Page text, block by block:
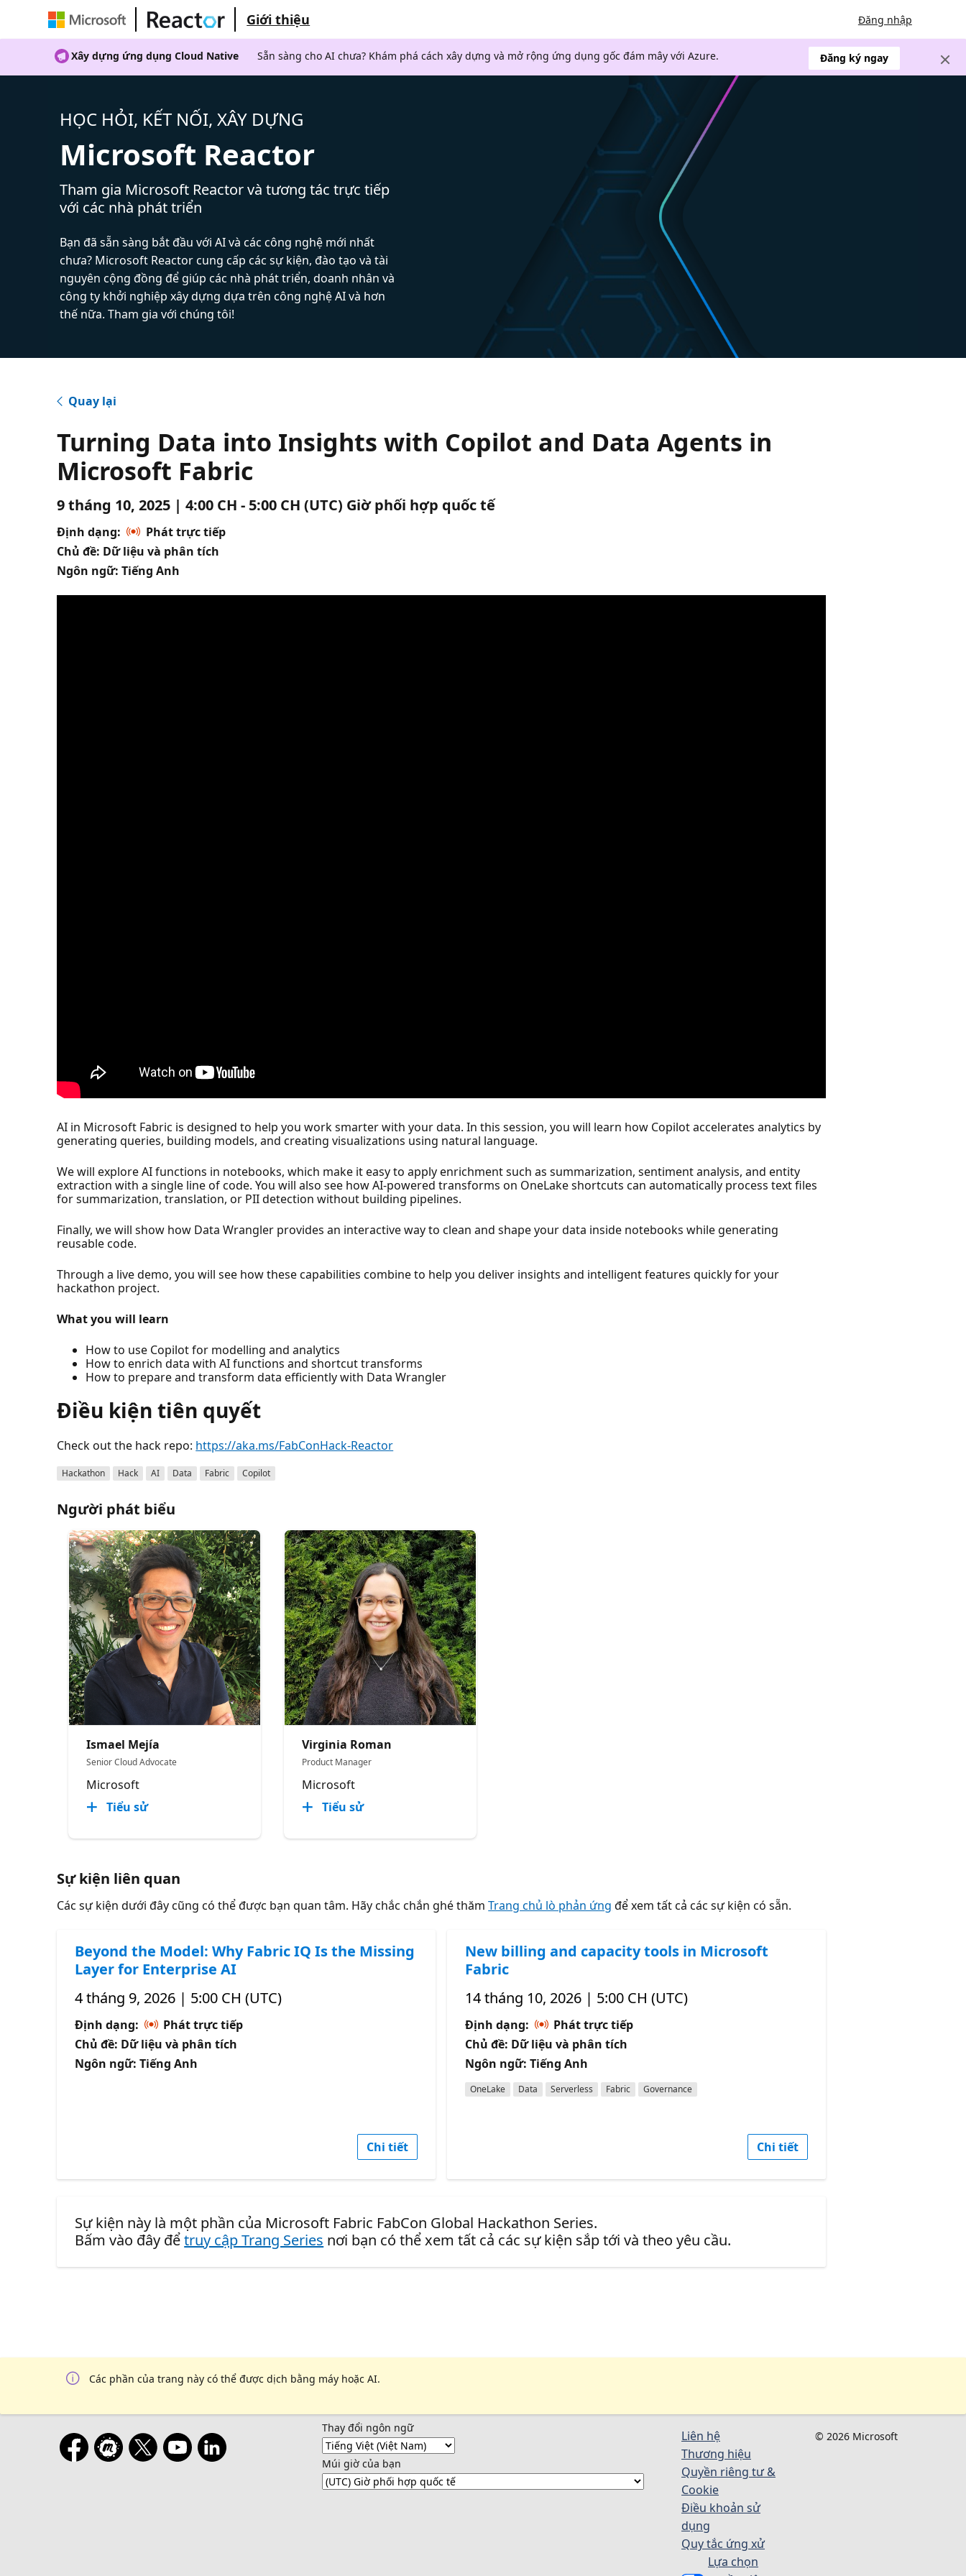
Giới thiệu Đăng nhập
Xây dựng ứng dụng Cloud Native Sẵn sàng cho AI chưa? Khám phá cách xây dựng và mở rộng ứng dụng gốc đám mây với Azure. Đăng ký ngay
HỌC HỎI, KẾT NỐI, XÂY DỰNG
Microsoft Reactor
Tham gia Microsoft Reactor và tương tác trực tiếp
với các nhà phát triển
Bạn đã sẵn sàng bắt đầu với AI và các công nghệ mới nhất
chưa? Microsoft Reactor cung cấp các sự kiện, đào tạo và tài
nguyên cộng đồng để giúp các nhà phát triển, doanh nhân và
công ty khởi nghiệp xây dựng dựa trên công nghệ AI và hơn
thế nữa. Tham gia với chúng tôi!
Quay lại
Turning Data into Insights with Copilot and Data Agents in
Microsoft Fabric
9 tháng 10, 2025 | 4:00 CH - 5:00 CH (UTC) Giờ phối hợp quốc tế
Định dạng:
Phát trực tiếp
Chủ đề: Dữ liệu và phân tích
Ngôn ngữ: Tiếng Anh
AI in Microsoft Fabric is designed to help you work smarter with your data. In this session, you will learn how Copilot accelerates analytics by
generating queries, building models, and creating visualizations using natural language.
We will explore AI functions in notebooks, which make it easy to apply enrichment such as summarization, sentiment analysis, and entity
extraction with a single line of code. You will also see how AI-powered transforms on OneLake shortcuts can automatically process text files
for summarization, translation, or PII detection without building pipelines.
Finally, we will show how Data Wrangler provides an interactive way to clean and shape your data inside notebooks while generating
reusable code.
Through a live demo, you will see how these capabilities combine to help you deliver insights and intelligent features quickly for your
hackathon project.
What you will learn
How to use Copilot for modelling and analytics
How to enrich data with AI functions and shortcut transforms
How to prepare and transform data efficiently with Data Wrangler
Điều kiện tiên quyết
Check out the hack repo: https://aka.ms/FabConHack-Reactor
Hackathon Hack AI Data Fabric Copilot
Người phát biểu
Ismael Mejía
Senior Cloud Advocate
Microsoft
Tiểu sử
Virginia Roman
Product Manager
Microsoft
Tiểu sử
Sự kiện liên quan
Các sự kiện dưới đây cũng có thể được bạn quan tâm. Hãy chắc chắn ghé thămTrang chủ lò phản ứng để xem tất cả các sự kiện có sẵn.
Beyond the Model: Why Fabric IQ Is the Missing
Layer for Enterprise AI
4 tháng 9, 2026 | 5:00 CH (UTC)
Định dạng:
Phát trực tiếp
Chủ đề: Dữ liệu và phân tích
Ngôn ngữ: Tiếng Anh
Chi tiết
New billing and capacity tools in Microsoft
Fabric
14 tháng 10, 2026 | 5:00 CH (UTC)
Định dạng:
Phát trực tiếp
Chủ đề: Dữ liệu và phân tích
Ngôn ngữ: Tiếng Anh
OneLake Data Serverless Fabric Governance
Chi tiết
Sự kiện này là một phần của Microsoft Fabric FabCon Global Hackathon Series.
Bấm vào đây đểtruy cập Trang Series nơi bạn có thể xem tất cả các sự kiện sắp tới và theo yêu cầu.
Các phần của trang này có thể được dịch bằng máy hoặc AI.
Thay đổi ngôn ngữ
Múi giờ của bạn
Liên hệ
Thương hiệu
Quyền riêng tư &
Cookie
Điều khoản sử
dụng
Quy tắc ứng xử
Lựa chọn
© 2026 Microsoft